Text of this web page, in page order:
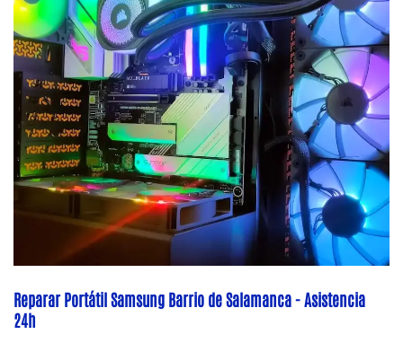
Reparar Portátil Samsung Barrio de Salamanca - Asistencia
24h